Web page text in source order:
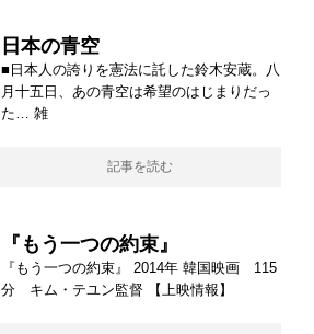
日本の青空
■日本人の誇りを憲法に託した鈴木安蔵。八
月十五日、あの青空は希望のはじまりだっ
た… 雑
記事を読む
『もう一つの約束』
『もう一つの約束』 2014年 韓国映画 115
分 キム・テユン監督 【上映情報】